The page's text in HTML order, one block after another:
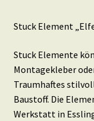
Stuck Element
Stuck Elemente
Montagekleber
Traumhaftes
Baustoff. Die
Werkstatt in